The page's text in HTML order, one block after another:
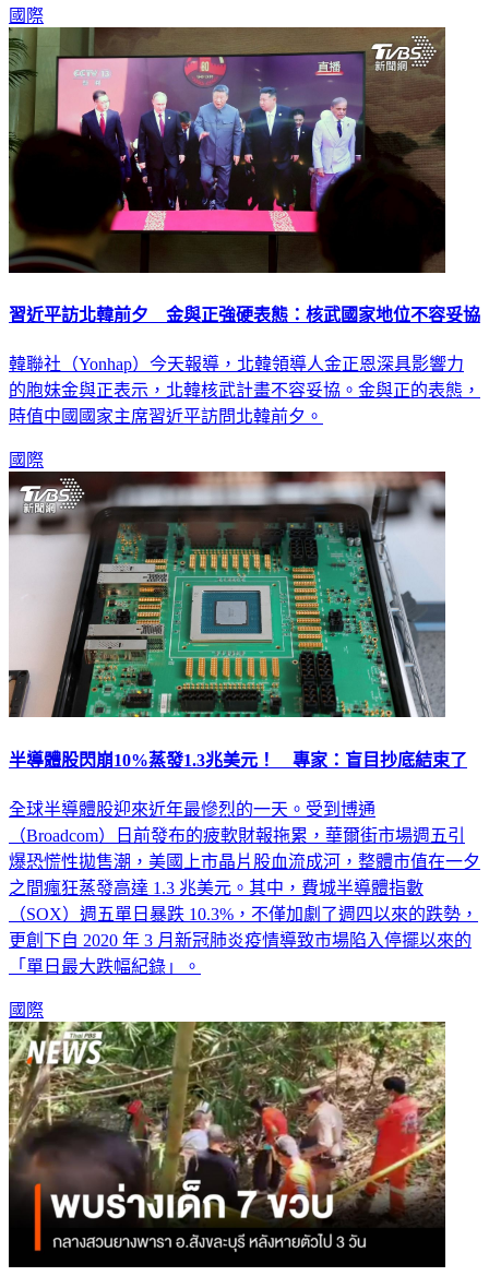
國際
習近平訪北韓前夕 金與正強硬表態：核武國家地位不容妥協
韓聯社（Yonhap）今天報導，北韓領導人金正恩深具影響力
的胞妹金與正表示，北韓核武計畫不容妥協。金與正的表態，
時值中國國家主席習近平訪問北韓前夕。
國際
半導體股閃崩10%蒸發1.3兆美元！ 專家：盲目抄底結束了
全球半導體股迎來近年最慘烈的一天。受到博通
（Broadcom）日前發布的疲軟財報拖累，華爾街市場週五引
爆恐慌性拋售潮，美國上市晶片股血流成河，整體市值在一夕
之間瘋狂蒸發高達 1.3 兆美元。其中，費城半導體指數
（SOX）週五單日暴跌 10.3%，不僅加劇了週四以來的跌勢，
更創下自 2020 年 3 月新冠肺炎疫情導致市場陷入停擺以來的
「單日最大跌幅紀錄」。
國際